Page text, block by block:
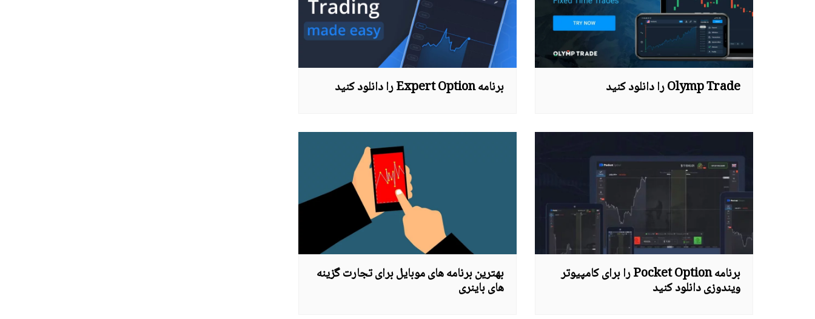
Azərbaycan
Հայերեն
ქართული
Қазақ тілі
Shqip
Oʻzbek
Olymp Trade را دانلود کنید برنامه Expert Option را دانلود کنید
برنامه Pocket Option را برای کامپیوتر
ویندوزی دانلود کنید
بهترین برنامه های موبایل برای تجارت گزینه
های باینری